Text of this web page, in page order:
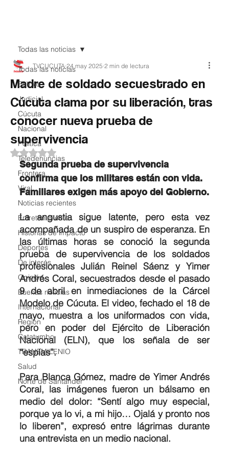
Todas las noticias
EnVivo
Judicial
Cúcuta
Nacional
Política
Teledenuncias
Frontera
Viral
Noticias recientes
Entretenimiento
Historias de impacto
Deportes
De interés
Opinión
Buenas noticias
Internacional
Region
Catatumbo
TRANSMILENIO
Salud
Norte de Santander
Todas las noticias
Madre de soldado secuestrado en
Cúcuta clama por su liberación, tras
conocer nueva prueba de
supervivencia
TVCUCUTA 24 may 2025 2 min de lectura
Obtuvo NaN de 5 estrellas.
Segunda prueba de supervivencia
confirma que los militares están con vida.
Familiares exigen más apoyo del Gobierno.
La angustia sigue latente, pero esta vez
acompañada de un suspiro de esperanza. En
las últimas horas se conoció la segunda
prueba de supervivencia de los soldados
profesionales Julián Reinel Sáenz y Yimer
Andrés Coral, secuestrados desde el pasado
9 de abril en inmediaciones de la Cárcel
Modelo de Cúcuta. El video, fechado el 18 de
mayo, muestra a los uniformados con vida,
pero en poder del Ejército de Liberación
Nacional (ELN), que los señala de ser
“espías”.
Para Blanca Gómez, madre de Yimer Andrés
Coral, las imágenes fueron un bálsamo en
medio del dolor: “Sentí algo muy especial,
porque ya lo vi, a mi hijo… Ojalá y pronto nos
lo liberen”, expresó entre lágrimas durante
una entrevista en un medio nacional.